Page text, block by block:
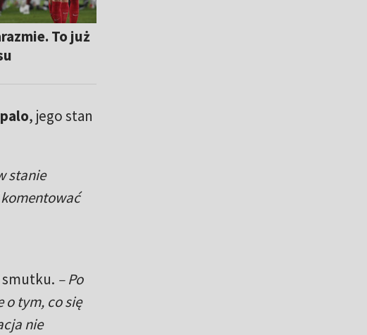
To już
, jego stan
stanie
smutku. – Po
o tym, co się
nie